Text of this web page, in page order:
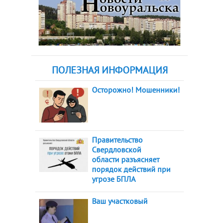
ПОЛЕЗНАЯ ИНФОРМАЦИЯ
Осторожно! Мошенники!
Правительство
Свердловской
области разъясняет
порядок действий при
угрозе БПЛА
Ваш участковый